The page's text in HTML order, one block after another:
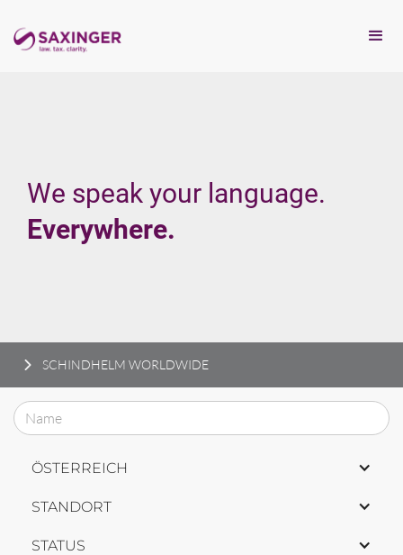
We speak your language.
Everywhere.
SCHINDHELM WORLDWIDE
ÖSTERREICH
STANDORT
STATUS